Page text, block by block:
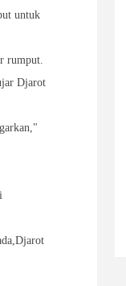
untuk
rumput.
Djarot